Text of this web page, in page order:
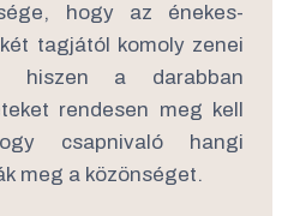
hogy az énekes-
tagjától komoly zenei
hiszen a darabban
rendesen meg kell
csapnivaló hangi
meg a közönséget.